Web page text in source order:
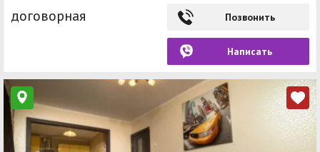
договорная Позвонить
Написать